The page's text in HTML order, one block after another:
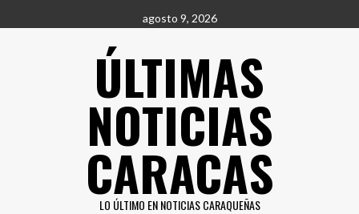
al
agosto 9, 2026
ÚLTIMAS
NOTICIAS
CARACAS
LO ÚLTIMO EN NOTICIAS CARAQUEÑAS